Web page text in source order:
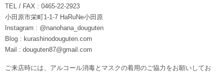
TEL / FAX : 0465-22-2923
小田原市栄町1-1-7 HaRuNe小田原
Instagram : @nanohana_douguten
Blog : kurashinodouguten.com
Mail : douguten87@gmail.com
ご来店時には、アルコール消毒とマスクの着用のご協力をお願いしてお